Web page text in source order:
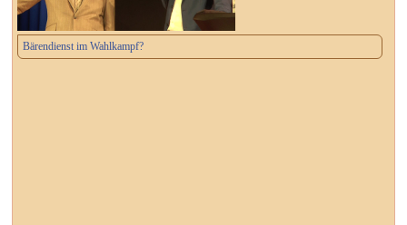
Bärendienst im Wahlkampf?